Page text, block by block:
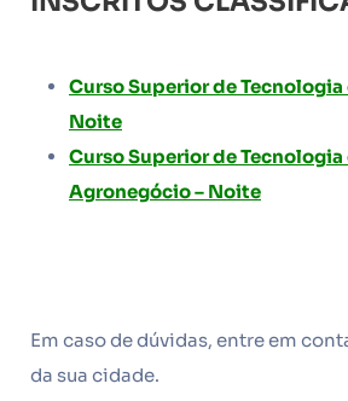
Curso Superior de
Noite
Curso Superior de
Agronegócio – Noite
Em caso de dúvidas, entre em
da sua cidade.